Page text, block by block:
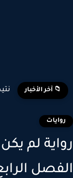
📁 آخر الأخبار
الرابع 4 بقلم زينب محروس